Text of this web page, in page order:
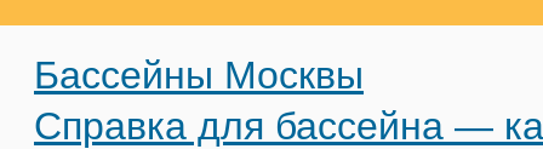
Бассейны Москвы
Справка для бассейна —